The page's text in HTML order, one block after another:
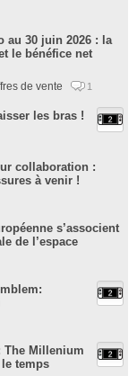
au 30 juin 2026 : la
le bénéfice net
de vente 1
les bras !
collaboration :
à venir !
s’associent
de l’espace
The Millenium
temps